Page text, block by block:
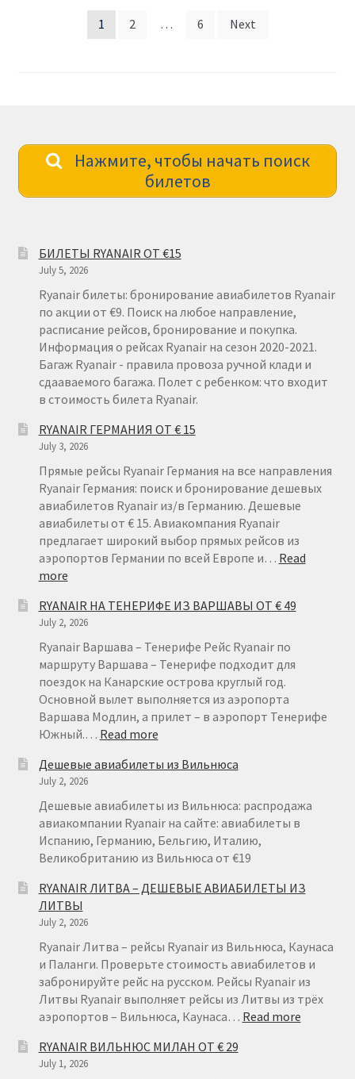
1 2 … 6 Next
Нажмите, чтобы начать поиск
билетов
БИЛЕТЫ RYANAIR ОТ €15
July 5, 2026
Ryanair билеты: бронирование авиабилетов Ryanair
по акции от €9. Поиск на любое направление,
расписание рейсов, бронирование и покупка.
Информация о рейсах Ryanair на сезон 2020-2021.
Багаж Ryanair - правила провоза ручной клади и
сдааваемого багажа. Полет с ребенком: что входит
в стоимость билета Ryanair.
RYANAIR ГЕРМАНИЯ ОТ € 15
July 3, 2026
Прямые рейсы Ryanair Германия на все направления
Ryanair Германия: поиск и бронирование дешевых
авиабилетов Ryanair из/в Германию. Дешевые
авиабилеты от € 15. Авиакомпания Ryanair
предлагает широкий выбор прямых рейсов из
аэропортов Германии по всей Европе и… Read
more:
ГЕРМАНИЯ
ОТ
€
15
RYANAIR НА ТЕНЕРИФЕ ИЗ ВАРШАВЫ ОТ € 49
July 2, 2026
Ryanair Варшава – Тенерифе Рейс Ryanair по
маршруту Варшава – Тенерифе подходит для
поездок на Канарские острова круглый год.
Основной вылет выполняется из аэропорта
Варшава Модлин, а прилет – в аэропорт Тенерифе
Южный.… Read more:
НА
ИЗ
ВАРШАВЫ
ОТ
€
Дешевые авиабилеты из Вильнюса
July 2, 2026
Дешевые авиабилеты из Вильнюса: распродажа
авиакомпании Ryanair на сайте: авиабилеты в
Испанию, Германию, Бельгию, Италию,
Великобританию из Вильнюса от €19
RYANAIR ЛИТВА – ДЕШЕВЫЕ АВИАБИЛЕТЫ ИЗ
ЛИТВЫ
July 2, 2026
Ryanair Литва – рейсы Ryanair из Вильнюса, Каунаса
и Паланги. Проверьте стоимость авиабилетов и
забронируйте рейс на русском. Рейсы Ryanair из
Литвы Ryanair выполняет рейсы из Литвы из трёх
аэропортов – Вильнюса, Каунаса… Read more:
RYANAIR ВИЛЬНЮС МИЛАН ОТ € 29
July 1, 2026